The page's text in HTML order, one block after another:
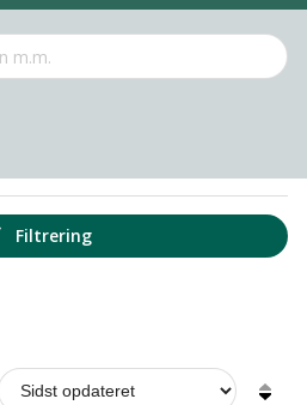
Filtrering